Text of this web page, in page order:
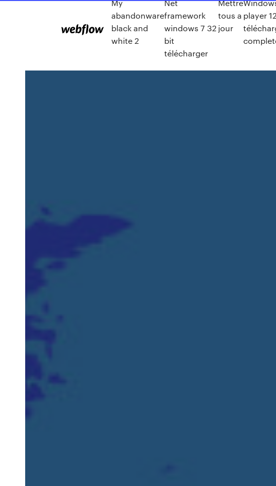
My
abandonware
black and
white 2
Net
framework
windows 7 32
bit
télécharger
Mettre
tous a
jour
player